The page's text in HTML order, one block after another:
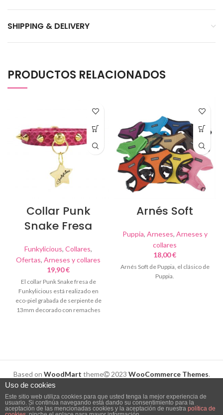
SHIPPING & DELIVERY
PRODUCTOS RELACIONADOS
Collar Punk
Snake Fresa
Funkylicious, Collares,
Ofertas, Arneses y collares
19,90€
El collar Punk Snake fresa de
Funkylicious está realizado en
eco-piel grabada de serpiente de
13mm decorado con remaches
Arnés Soft
Puppia, Arneses, Arneses y
collares
18,00€
Arnés Soft de Puppia, el clásico de
Puppia.
Based on WoodMart theme 2023 WooCommerce Themes.
Uso de cookies
Este sitio web utiliza cookies para que usted tenga la mejor experiencia de
usuario. Si continúa navegando está dando su consentimiento para la
aceptación de las mencionadas cookies y la aceptación de nuestra política de
0